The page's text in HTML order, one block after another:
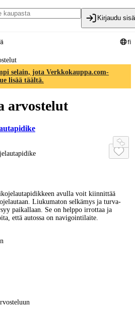
Kirjaudu
fi
selain, jota Verkkokauppa.com-
lisää täältä.
arvostelut
avulla voit kiinnittää
Liukumaton selkämys ja turva-
paikallaan. Se on helppo irrottaa ja
että autossa on navigointilaite.